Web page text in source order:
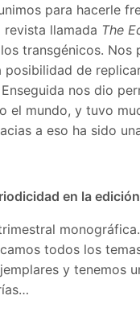
para hacerle
llamada The
transgénicos.
posibilidad de
nos dio
el mundo, y tuvo
a eso ha sido
en la
todos los
y tenemos